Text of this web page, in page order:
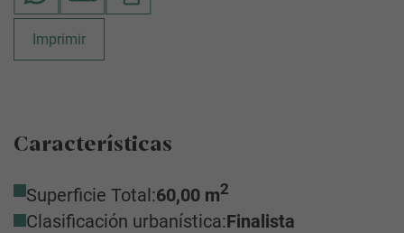
Imprimir
Características
Superficie Total:60,00 m2
Clasificación urbanística:Finalista